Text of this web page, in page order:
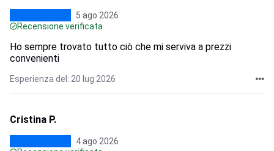
5 ago 2026
Recensione verificata
Ho sempre trovato tutto ciò che mi serviva a prezzi
convenienti
Esperienza del: 20 lug 2026
Cristina P.
4 ago 2026